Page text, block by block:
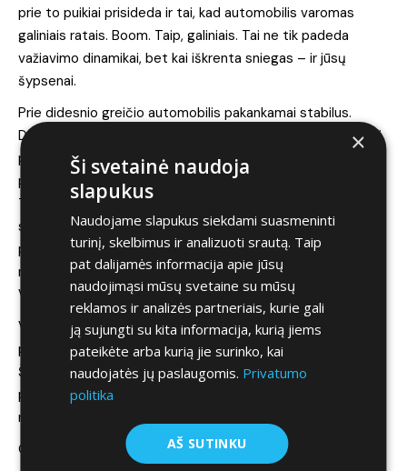
prie to puikiai prisideda ir tai, kad automobilis varomas
galiniais ratais. Boom. Taip, galiniais. Tai ne tik padeda
važiavimo dinamikai, bet kai iškrenta sniegas – ir jūsų
šypsenai.
Prie didesnio greičio automobilis pakankamai stabilus.
Dugne puikiai paskirstytos baterijos ir 20 colių dydžio ratai
prie to puikiai prisideda. Elektrinio automobilio trauka taip
pat labai maloni. Nuo 0 iki 100km/h labai tolygiai ir vos per
7,3 sekundės. Turiu pripažinti, kad didelis elektrinio variklio
sukimo momentas ir 204 arklio galios mieste veža labai
puikiai, o jausmas, kad spėsi įlįsti visur, kur tik reiks –
nepaleidžia niekada. Tik, šiukštu, nepiktnaudžiaukit. Nes
VISUR tikrai netilpsit.
Važiavimo komfortas taip pat nenuvylė. Galvojau, kad bus
prasčiau, turint omenyje automobilio dydį. Iki to, kad meras
Šimašius iškeltų nykštį į viršų dar trūksta, bet važiuojant
per didžiuosius “gulinčius policininkus” galėsit iki 20km/h ir
nestabdyti. Šlykštūs mažieji – kita kalba.
O greičių dėžė, kaip ir Karbauskis: labai gera jos neturėti.
×
Ši svetainė naudoja
slapukus
Naudojame slapukus siekdami suasmeninti
turinį, skelbimus ir analizuoti srautą. Taip
pat dalijamės informacija apie jūsų
naudojimąsi mūsų svetaine su mūsų
reklamos ir analizės partneriais, kurie gali
ją sujungti su kita informacija, kurią jiems
pateikėte arba kurią jie surinko, kai
naudojatės jų paslaugomis. Privatumo
politika
AŠ SUTINKU